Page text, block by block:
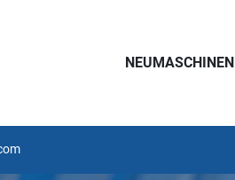
NEUMASCHINEN